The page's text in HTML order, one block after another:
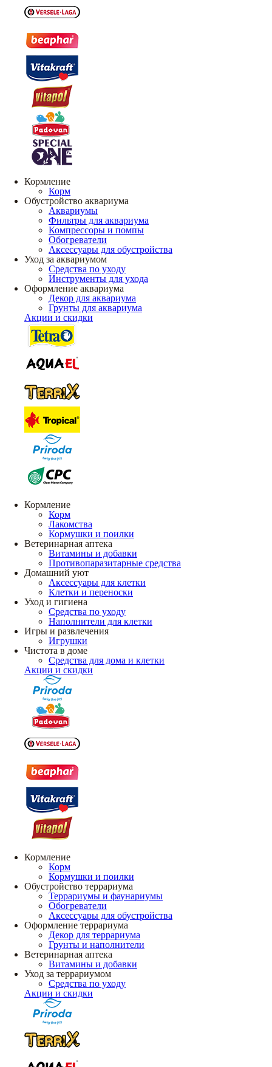
Кормление
Корм
Обустройство аквариума
Аквариумы
Фильтры для аквариума
Компрессоры и помпы
Обогреватели
Аксессуары для обустройства
Уход за аквариумом
Средства по уходу
Инструменты для ухода
Оформление аквариума
Декор для аквариума
Грунты для аквариума
Акции и скидки
Кормление
Корм
Лакомства
Кормушки и поилки
Ветеринарная аптека
Витамины и добавки
Противопаразитарные средства
Домашний уют
Аксессуары для клетки
Клетки и переноски
Уход и гигиена
Средства по уходу
Наполнители для клетки
Игры и развлечения
Игрушки
Чистота в доме
Средства для дома и клетки
Акции и скидки
Кормление
Корм
Кормушки и поилки
Обустройство террариума
Террариумы и фаунариумы
Обогреватели
Аксессуары для обустройства
Оформление террариума
Декор для террариума
Грунты и наполнители
Ветеринарная аптека
Витамины и добавки
Уход за террариумом
Средства по уходу
Акции и скидки